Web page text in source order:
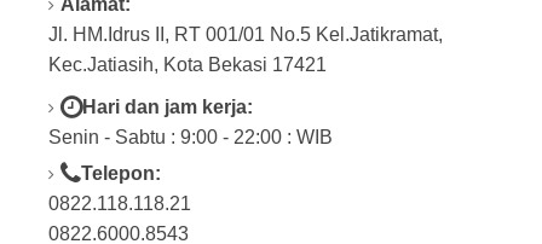
Alamat:
Jl. HM.Idrus II, RT 001/01 No.5 Kel.Jatikramat,
Kec.Jatiasih, Kota Bekasi 17421
Hari dan jam kerja:
Senin - Sabtu : 9:00 - 22:00 : WIB
Telepon:
0822.118.118.21
0822.6000.8543